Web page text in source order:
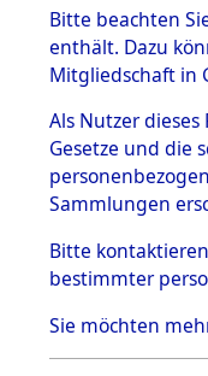
BESTÄNDE
1.
mente
5.
5.3
5.3.1
zu
en
5.3.2
Bitte beachten
enthält. Dazu
Mitgliedschaft in
Als Nutzer
Gesetze und die
Sammlungen
Bitte kontaktieren
bestimmter
Sie möchten